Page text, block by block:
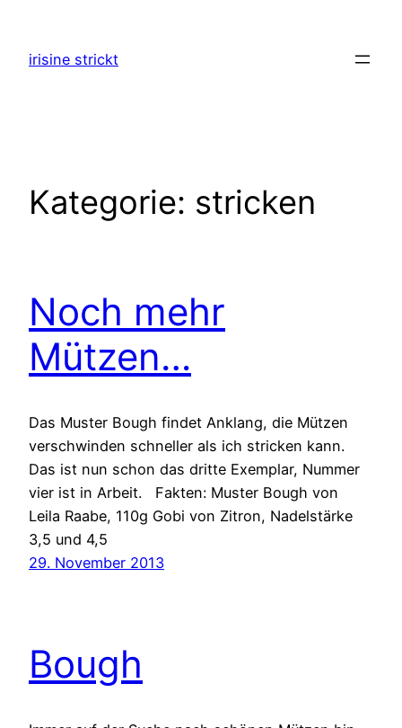
springen
irisine strickt
Kategorie: stricken
Noch mehr
Mützen…
Das Muster Bough findet Anklang, die Mützen
verschwinden schneller als ich stricken kann.
Das ist nun schon das dritte Exemplar, Nummer
vier ist in Arbeit. Fakten: Muster Bough von
Leila Raabe, 110g Gobi von Zitron, Nadelstärke
3,5 und 4,5
29. November 2013
Bough